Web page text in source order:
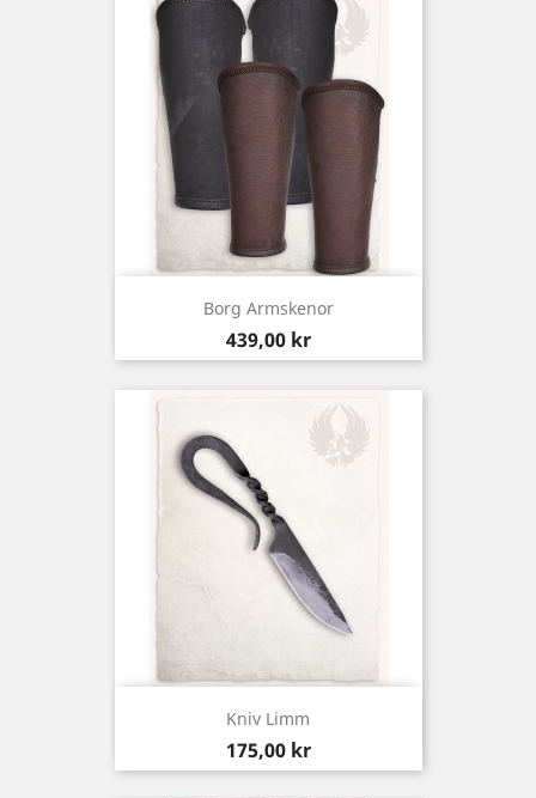
Borg Armskenor
Pris
439,00 kr
Kniv Limm
Pris
175,00 kr